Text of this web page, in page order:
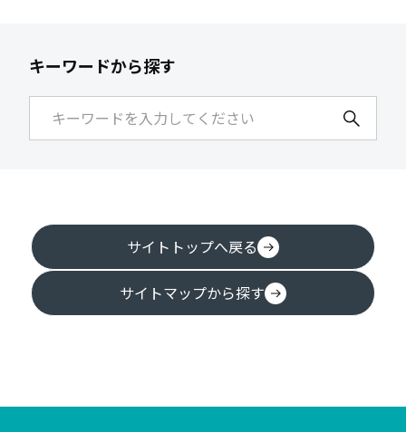
キーワードから探す
サイトトップへ戻る
サイトマップから探す